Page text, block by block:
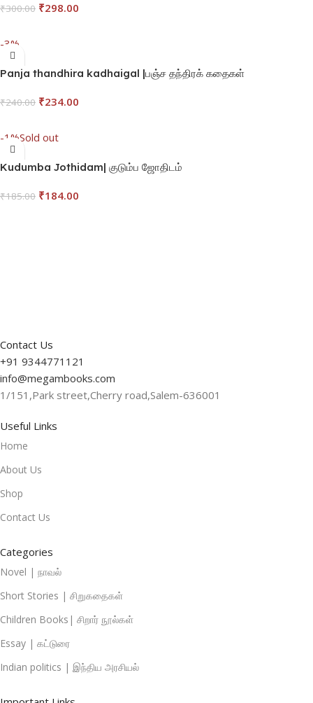
₹300.00 ₹298.00
-3%
Panja thandhira kadhaigal |பஞ்ச தந்திரக் கதைகள்
₹240.00 ₹234.00
-1%Sold out
Kudumba Jothidam| குடும்ப ஜோதிடம்
₹185.00 ₹184.00
Contact Us
+91 9344771121
info@megambooks.com
1/151,Park street,Cherry road,Salem-636001
Useful Links
Home
About Us
Shop
Contact Us
Categories
Novel | நாவல்
Short Stories | சிறுகதைகள்
Children Books| சிறார் நூல்கள்
Essay | கட்டுரை
Indian politics | இந்திய அரசியல்